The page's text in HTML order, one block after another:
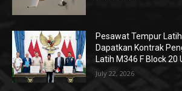
Pesawat Tempur
Dapatkan Kontrak
Latih M346 F Block 20
July 22, 2026